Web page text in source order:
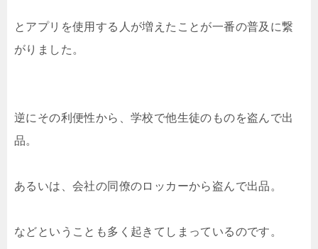
とアプリを使用する人が増えたことが一番の普及に繋
がりました。
逆にその利便性から、学校で他生徒のものを盗んで出
品。
あるいは、会社の同僚のロッカーから盗んで出品。
などということも多く起きてしまっているのです。